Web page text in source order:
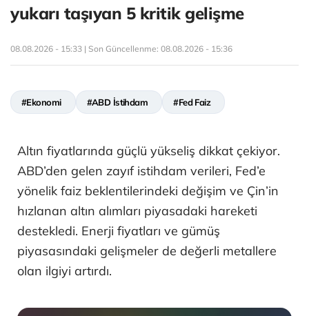
yukarı taşıyan 5 kritik gelişme
08.08.2026 - 15:33 | Son Güncellenme: 08.08.2026 - 15:36
#Ekonomi #ABD İstihdam #Fed Faiz
Altın fiyatlarında güçlü yükseliş dikkat çekiyor.
ABD’den gelen zayıf istihdam verileri, Fed’e
yönelik faiz beklentilerindeki değişim ve Çin’in
hızlanan altın alımları piyasadaki hareketi
destekledi. Enerji fiyatları ve gümüş
piyasasındaki gelişmeler de değerli metallere
olan ilgiyi artırdı.